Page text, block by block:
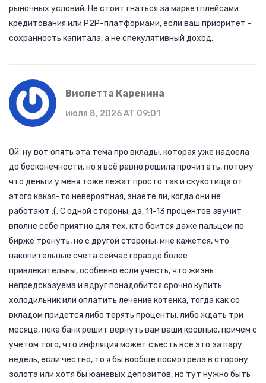
рыночных условий. Не стоит гнаться за маркетплейсами
кредитования или P2P-платформами, если ваш приоритет -
сохранность капитала, а не спекулятивный доход.
Виолетта Каренина
июля 8, 2026 AT 09:01
Ой, ну вот опять эта тема про вклады, которая уже надоела
до бесконечности, но я всё равно решила прочитать, потому
что деньги у меня тоже лежат просто так и скукотища от
этого какая-то невероятная, знаете ли, когда они не
работают :(. С одной стороны, да, 11-13 процентов звучит
вполне себе приятно для тех, кто боится даже пальцем по
бирже тронуть, но с другой стороны, мне кажется, что
накопительные счета сейчас гораздо более
привлекательны, особенно если учесть, что жизнь
непредсказуема и вдруг понадобится срочно купить
холодильник или оплатить лечение котенка, тогда как со
вкладом придется либо терять проценты, либо ждать три
месяца, пока банк решит вернуть вам ваши кровные, причем с
учетом того, что инфляция может съесть всё это за пару
недель, если честно, то я бы вообще посмотрела в сторону
золота или хотя бы юаневых депозитов, но тут нужно быть